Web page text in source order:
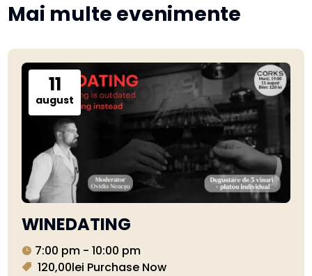
Mai multe evenimente
11
august
WINEDATING
7:00 pm - 10:00 pm
120,00lei Purchase Now